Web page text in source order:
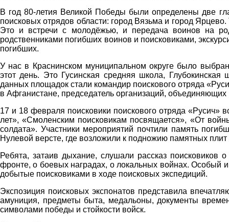
В год 80-летия Великой Победы были определены две
поисковых отрядов области: город Вязьма и город
Это и встречи с молодёжью, и передача воинов на
родственниками погибших воинов и поисковиками,
погибших.
У нас в Краснинском муниципальном округе было
этот день. Это Гусинская средняя школа,
данных площадок стали командир поискового отряда
в Афганистане, председатель организаций,
17 и 18 февраля поисковики поискового отряда «Русич»
лет», «Смоленским поисковикам посвящается», «От
солдата». Участники мероприятий почтили память
Нулевой версте, где возложили к подножию памятных
Ребята, затаив дыхание, слушали рассказ поисковиков
фронте, о боевых наградах, о локальных войнах. Особый
добытые поисковиками в ходе поисковых экспедиций.
Экспозиция поисковых экспонатов представила
амуниция, предметы быта, медальоны, документы
символами победы и стойкости войск.